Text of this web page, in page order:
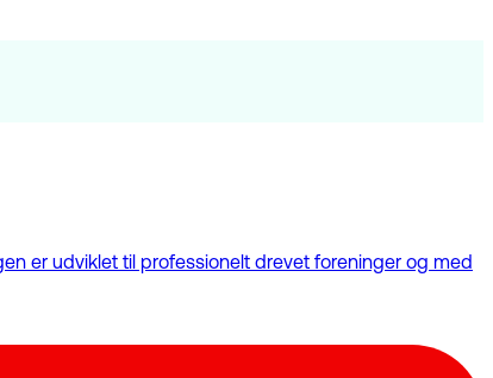
er udviklet til professionelt drevet foreninger og med